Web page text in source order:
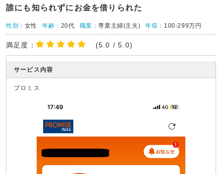
誰にも知られずにお金を借りられた
性別： 女性 年齢： 20代 職業：専業主婦(主夫) 年収： 100-299万円
満足度： (5.0 / 5.0)
サービス内容
プロミス